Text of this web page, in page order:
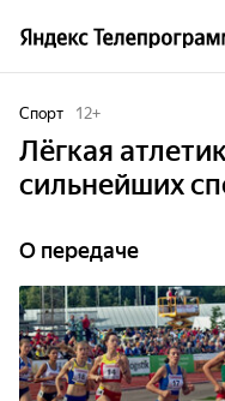
Спорт 12+
Лёгкая
сильнейших
О передаче